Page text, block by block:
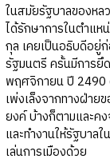
ในสมัยรัฐบาลของหล
ได้รักษาการในตำแห
กุล เคยเป็นอธิบดีอยู่
รัฐมนตรี ครั้นมีการยึ
พฤศจิกายน ปี 2490
เพ่งเล็งจากทางฝ่า
ยงค์ บ้างก็ตามและคง
และทำงานให้รัฐบาล
เล่นการเมืองด้วย